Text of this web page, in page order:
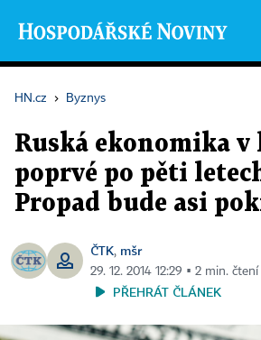
HN.cz › Byznys
Ruská ekonomika
poprvé po pěti
Propad bude asi
ČTK, mšr
29. 12. 2014 12:29 ▪ 2 min. čtení
PŘEHRÁT ČLÁNEK